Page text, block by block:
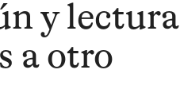
y lectura
a otro